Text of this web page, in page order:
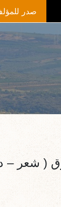
صدر
( شعر –